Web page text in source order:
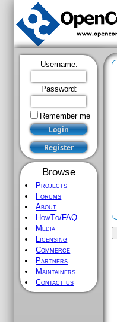
Username:
Password:
Remember me
Browse
Projects
Forums
About
HowTo/FAQ
Media
Licensing
Commerce
Partners
Maintainers
Contact us